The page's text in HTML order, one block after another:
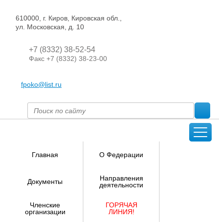
610000, г. Киров, Кировская обл.,
ул. Московская, д. 10
+7 (8332) 38-52-54
Факс +7 (8332) 38-23-00
fpoko@list.ru
Главная О Федерации
Документы
Направления
деятельности
Членские
организации
ГОРЯЧАЯ
ЛИНИЯ!